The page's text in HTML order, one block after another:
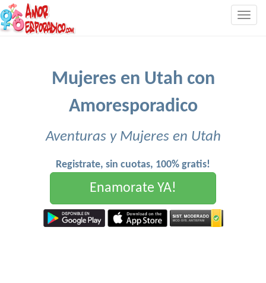
Mujeres en Utah con
Amoresporadico
Aventuras y Mujeres en Utah
Registrate, sin cuotas, 100% gratis!
Enamorate YA!